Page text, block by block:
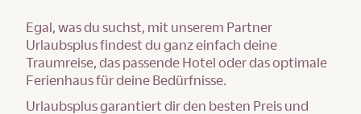
Egal, was du suchst, mit unserem Partner
Urlaubsplus findest du ganz einfach deine
Traumreise, das passende Hotel oder das optimale
Ferienhaus für deine Bedürfnisse.
Urlaubsplus garantiert dir den besten Preis und